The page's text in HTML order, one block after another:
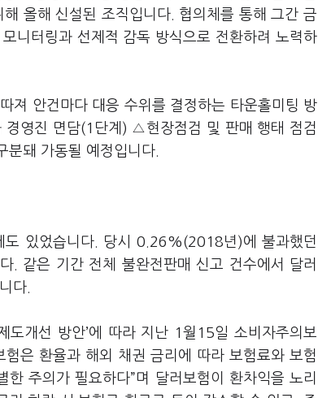
올해 신설된 조직입니다. 협의체를 통해 그간 금
니터링과 선제적 감독 방식으로 전환하려 노력하
져 안건마다 대응 수위를 결정하는 타운홀미팅 방
영진 면담(1단계) △현장점검 및 판매 행태 점검
돼 가동될 예정입니다.
있었습니다. 당시 0.26%(2018년)에 불과했던
. 같은 기간 전체 불완전판매 신고 건수에서 달러
다.
개선 방안’에 따라 지난 1월15일 소비자주의보
은 환율과 해외 채권 금리에 따라 보험료와 보험
주의가 필요하다”며 달러보험이 환차익을 노리